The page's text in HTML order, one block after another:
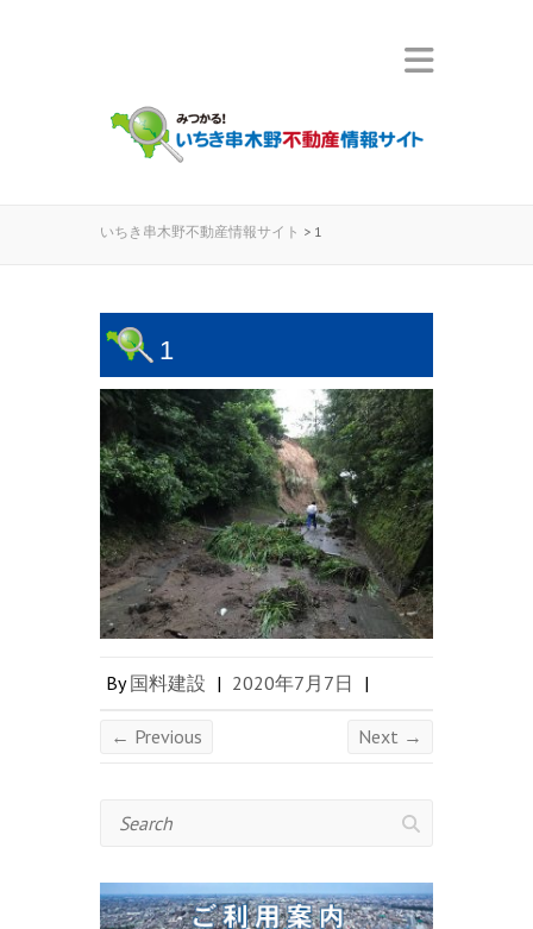
いちき串木野不動産情報サイト > 1
1
By国料建設 | 2020年7月7日 |
← Previous Next →
Search